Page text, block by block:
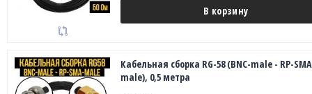
В корзину
Кабельная сборка RG-58 (BNC-male - RP-
male), 0,5 метра